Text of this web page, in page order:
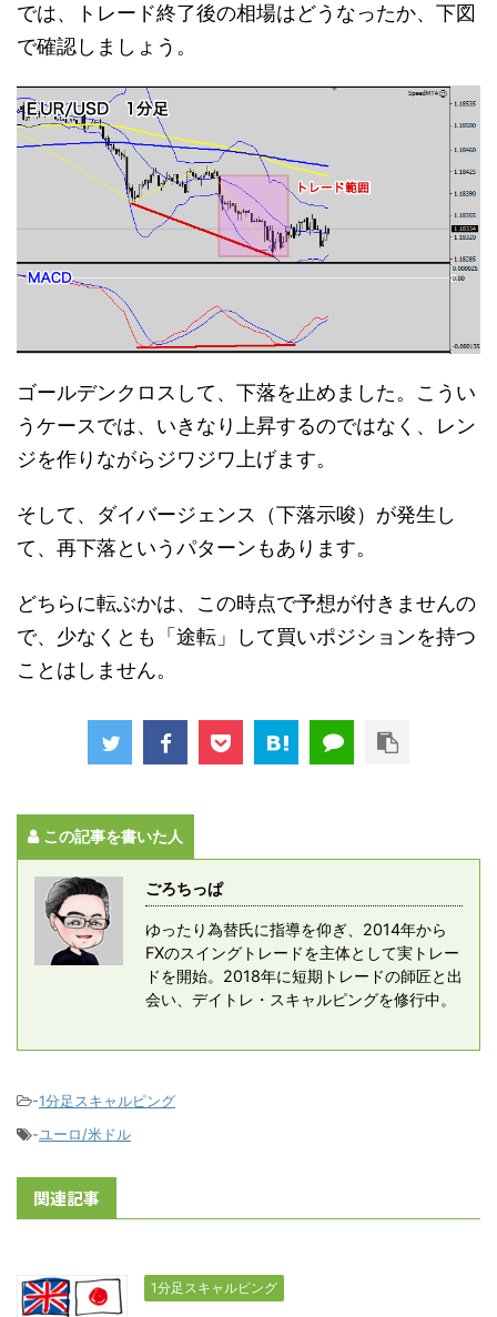
では、トレード終了後の相場はどうなったか、下図
で確認しましょう。
ゴールデンクロスして、下落を止めました。こうい
うケースでは、いきなり上昇するのではなく、レン
ジを作りながらジワジワ上げます。
そして、ダイバージェンス（下落示唆）が発生し
て、再下落というパターンもあります。
どちらに転ぶかは、この時点で予想が付きませんの
で、少なくとも「途転」して買いポジションを持つ
ことはしません。
この記事を書いた人
ごろちっぱ
ゆったり為替氏に指導を仰ぎ、2014年から
FXのスイングトレードを主体として実トレー
ドを開始。2018年に短期トレードの師匠と出
会い、デイトレ・スキャルピングを修行中。
-1分足スキャルピング
-ユーロ/米ドル
関連記事
1分足スキャルピング